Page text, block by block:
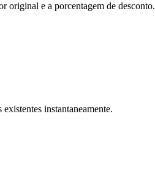
original e a porcentagem de desconto.
instantaneamente.